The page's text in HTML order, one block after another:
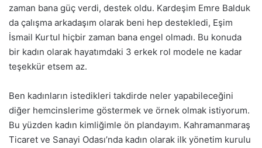
zaman bana güç verdi, destek oldu. Kardeşim Emre Balduk
da çalışma arkadaşım olarak beni hep destekledi, Eşim
İsmail Kurtul hiçbir zaman bana engel olmadı. Bu konuda
bir kadın olarak hayatımdaki 3 erkek rol modele ne kadar
teşekkür etsem az.
Ben kadınların istedikleri takdirde neler yapabileceğini
diğer hemcinslerime göstermek ve örnek olmak istiyorum.
Bu yüzden kadın kimliğimle ön plandayım. Kahramanmaraş
Ticaret ve Sanayi Odası’nda kadın olarak ilk yönetim kurulu